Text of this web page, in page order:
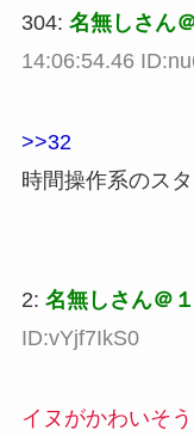
304: 名無しさん
14:06:54.46
>>32
時間操作系のス
2: 名無しさん＠
ID:vYjf7IkS0
イヌがかわいそ